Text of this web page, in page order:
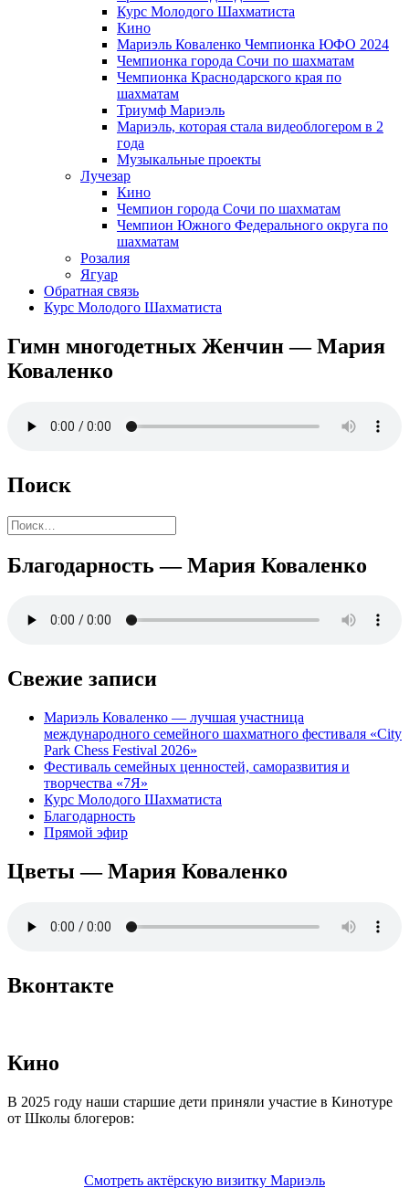
Курс Молодого Шахматиста
Кино
Мариэль Коваленко Чемпионка ЮФО 2024
Чемпионка города Сочи по шахматам
Чемпионка Краснодарского края по
шахматам
Триумф Мариэль
Мариэль, которая стала видеоблогером в 2
года
Музыкальные проекты
Лучезар
Кино
Чемпион города Сочи по шахматам
Чемпион Южного Федерального округа по
шахматам
Розалия
Ягуар
Обратная связь
Курс Молодого Шахматиста
Гимн многодетных Женчин — Мария
Коваленко
Поиск
Найти:
Благодарность — Мария Коваленко
Свежие записи
Мариэль Коваленко — лучшая участница
международного семейного шахматного фестиваля «City
Park Chess Festival 2026»
Фестиваль семейных ценностей, саморазвития и
творчества «7Я»
Курс Молодого Шахматиста
Благодарность
Прямой эфир
Цветы — Мария Коваленко
Вконтакте
Кино
В 2025 году наши старшие дети приняли участие в Кинотуре
от Школы блогеров:
Смотреть актёрскую визитку Мариэль